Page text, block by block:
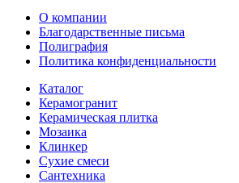
О компании
Благодарственные письма
Полиграфия
Политика конфиденциальности
Каталог
Керамогранит
Керамическая плитка
Мозаика
Клинкер
Сухие смеси
Сантехника